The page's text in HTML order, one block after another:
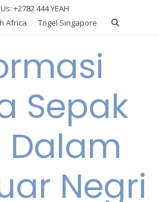
+2782 444 YEAH
Africa
Togel Singapore
Sepak
Dalam
Negri